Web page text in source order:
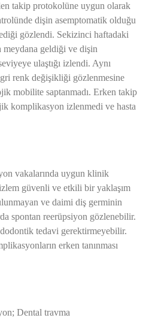
takip protokolüne uygun olarak
dişin asemptomatik olduğu
gözlendi. Sekizinci haftadaki
geldiği ve dişin
ulaştığı izlendi. Aynı
renk değişikliği gözlenmesine
mobilite saptanmadı. Erken takip
komplikasyon izlenmedi ve hasta
vakalarında uygun klinik
güvenli ve etkili bir yaklaşım
ve daimi diş germinin
spontan reerüpsiyon gözlenebilir.
tedavi gerektirmeyebilir.
erken tanınması
Dental travma